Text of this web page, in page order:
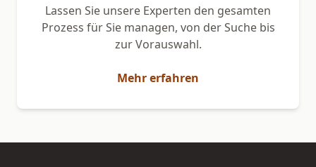
Lassen Sie unsere Experten den gesamten
Prozess für Sie managen, von der Suche bis
zur Vorauswahl.
Mehr erfahren